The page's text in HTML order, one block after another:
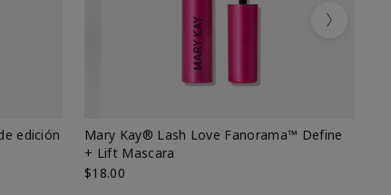
edición
Mary Kay® Lash Love Fanorama™ Define
+ Lift Mascara
$18.00
Next